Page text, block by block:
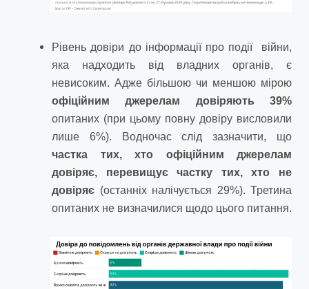
Рівень довіри до інформації про події війни,
яка надходить від владних органів, є
невисоким. Адже більшою чи меншою мірою
офіційним джерелам
довіряють 39%
опитаних (при цьому повну довіру висловили
лише 6%). Водночас слід зазначити, що
частка тих, хто офіційним джерелам
довіряє, перевищує частку тих, хто не
довіряє (останніх налічується 29%). Третина
опитаних не визначилися щодо цього питання.